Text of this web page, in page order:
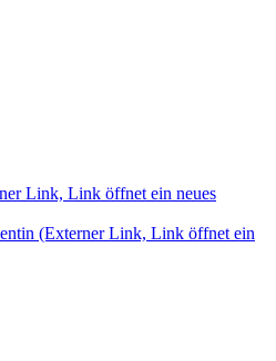
Link, Link öffnet ein neues
(Externer Link, Link öffnet ein